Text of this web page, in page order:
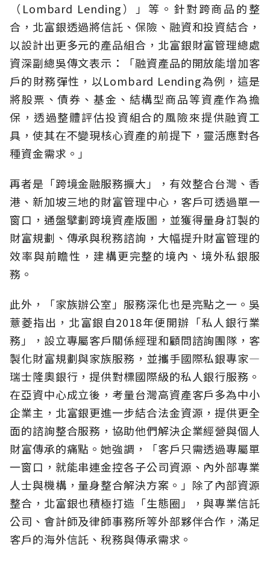
（Lombard Lending）」等。針對跨商品的整
合，北富銀透過將信託、保險、融資和投資結合，
以設計出更多元的產品組合，北富銀財富管理總處
資深副總吳傳文表示：「融資產品的開放能增加客
戶的財務彈性，以Lombard Lending為例，這是
將股票、債券、基金、結構型商品等資產作為擔
保，透過整體評估投資組合的風險來提供融資工
具，使其在不變現核心資產的前提下，靈活應對各
種資金需求。」
再者是「跨境金融服務擴大」，有效整合台灣、香
港、新加坡三地的財富管理中心，客戶可透過單一
窗口，通盤擘劃跨境資產版圖，並獲得量身訂製的
財富規劃、傳承與稅務諮詢，大幅提升財富管理的
效率與前瞻性，建構更完整的境內、境外私銀服
務。
此外，「家族辦公室」服務深化也是亮點之一。吳
薏菱指出，北富銀自2018年便開辦「私人銀行業
務」，設立專屬客戶關係經理和顧問諮詢團隊，客
製化財富規劃與家族服務，並攜手國際私銀專家—
瑞士隆奧銀行，提供對標國際級的私人銀行服務。
在亞資中心成立後，考量台灣高資產客戶多為中小
企業主，北富銀更進一步結合法金資源，提供更全
面的諮詢整合服務，協助他們解決企業經營與個人
財富傳承的痛點。她強調，「客戶只需透過專屬單
一窗口，就能串連金控各子公司資源、內外部專業
人士與機構，量身整合解決方案。」除了內部資源
整合，北富銀也積極打造「生態圈」，與專業信託
公司、會計師及律師事務所等外部夥伴合作，滿足
客戶的海外信託、稅務與傳承需求。